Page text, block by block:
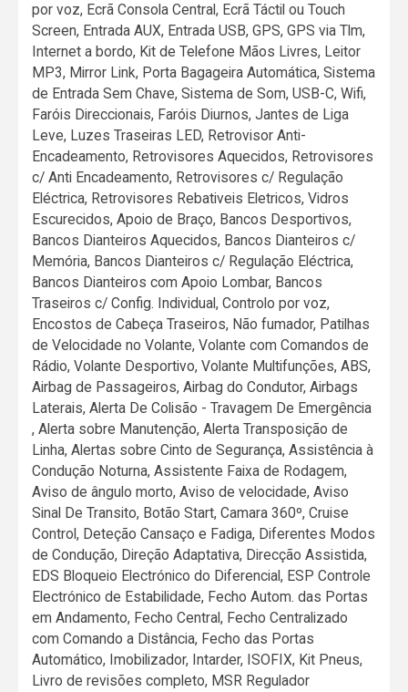
por voz, Ecrã Consola Central, Ecrã Táctil ou Touch
Screen, Entrada AUX, Entrada USB, GPS, GPS via Tlm,
Internet a bordo, Kit de Telefone Mãos Livres, Leitor
MP3, Mirror Link, Porta Bagageira Automática, Sistema
de Entrada Sem Chave, Sistema de Som, USB-C, Wifi,
Faróis Direccionais, Faróis Diurnos, Jantes de Liga
Leve, Luzes Traseiras LED, Retrovisor Anti-
Encadeamento, Retrovisores Aquecidos, Retrovisores
c/ Anti Encadeamento, Retrovisores c/ Regulação
Eléctrica, Retrovisores Rebativeis Eletricos, Vidros
Escurecidos, Apoio de Braço, Bancos Desportivos,
Bancos Dianteiros Aquecidos, Bancos Dianteiros c/
Memória, Bancos Dianteiros c/ Regulação Eléctrica,
Bancos Dianteiros com Apoio Lombar, Bancos
Traseiros c/ Config. Individual, Controlo por voz,
Encostos de Cabeça Traseiros, Não fumador, Patilhas
de Velocidade no Volante, Volante com Comandos de
Rádio, Volante Desportivo, Volante Multifunções, ABS,
Airbag de Passageiros, Airbag do Condutor, Airbags
Laterais, Alerta De Colisão - Travagem De Emergência
, Alerta sobre Manutenção, Alerta Transposição de
Linha, Alertas sobre Cinto de Segurança, Assistência à
Condução Noturna, Assistente Faixa de Rodagem,
Aviso de ângulo morto, Aviso de velocidade, Aviso
Sinal De Transito, Botão Start, Camara 360º, Cruise
Control, Deteção Cansaço e Fadiga, Diferentes Modos
de Condução, Direção Adaptativa, Direcção Assistida,
EDS Bloqueio Electrónico do Diferencial, ESP Controle
Electrónico de Estabilidade, Fecho Autom. das Portas
em Andamento, Fecho Central, Fecho Centralizado
com Comando a Distância, Fecho das Portas
Automático, Imobilizador, Intarder, ISOFIX, Kit Pneus,
Livro de revisões completo, MSR Regulador